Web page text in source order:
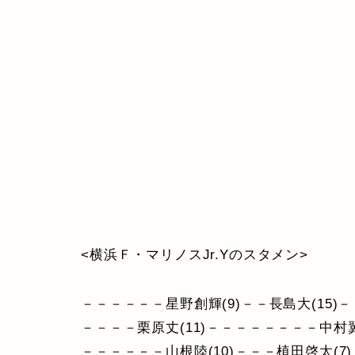
<横浜Ｆ・マリノスJr.Yのスタメン>
－－－－－－星野創輝(9)－－長島大(15)－
－－－－栗原丈(11)－－－－－－－－中村
－－－－－－山根陸(10)－－－植田啓太(7)